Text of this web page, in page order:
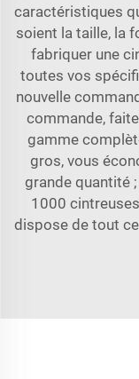
caractéristiques
soient la taille, la
fabriquer une
toutes vos
nouvelle
commande,
gamme
gros, vous
grande quantité
1000
dispose de tout